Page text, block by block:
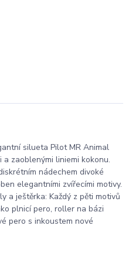
silueta Pilot MR Animal
zaoblenými liniemi kokonu.
nádechem divoké
elegantními zvířecími motivy.
a ještěrka: Každý z pěti motivů
plnicí pero, roller na bázi
pero s inkoustem nové